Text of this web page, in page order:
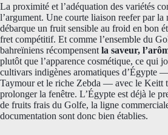
La proximité et l’adéquation des variétés
l’argument. Une courte liaison reefer par la
débarque un fruit sensible au froid en bon
fret compétitif. Et comme l’ensemble du
bahreïniens récompensent la saveur,
plutôt que l’apparence cosmétique, ce qui
cultivars indigènes aromatiques d’Égypte
Taymour et le riche Zebda — avec le Keitt
prolonger la fenêtre. L’Égypte est déjà le
de fruits frais du Golfe, la ligne
documentation sont donc bien établies.